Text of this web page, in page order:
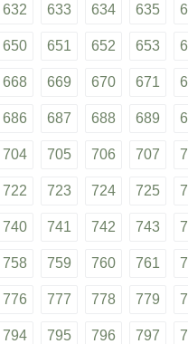
632 633 634 635
650 651 652 653
668 669 670 671
686 687 688 689
704 705 706 707
722 723 724 725
740 741 742 743
758 759 760 761
776 777 778 779
794 795 796 797